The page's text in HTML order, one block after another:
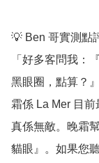
💡 Ben 哥實測點
「好多客問我：
黑眼圈，點算？
霜係 La Mer 目
真係無敵。晚霜
貓眼』。如果您